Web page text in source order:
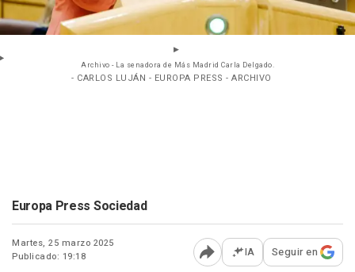
Archivo - La senadora de Más Madrid Carla Delgado.
- CARLOS LUJÁN - EUROPA PRESS - ARCHIVO
Europa Press Sociedad
Martes, 25 marzo 2025
Publicado: 19:18
Abrir opciones para
IA Seguir en